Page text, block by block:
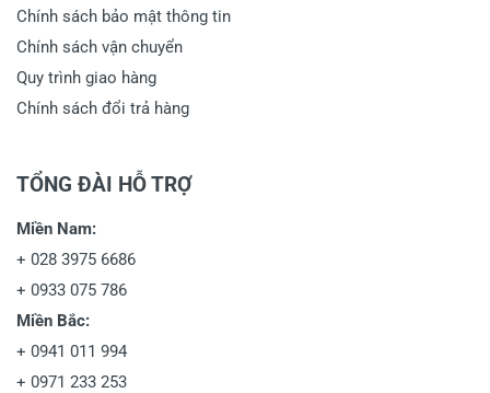
Chính sách bảo mật thông tin
Chính sách vận chuyển
Quy trình giao hàng
Chính sách đổi trả hàng
TỔNG ĐÀI HỖ TRỢ
Miền Nam:
+ 028 3975 6686
+ 0933 075 786
Miền Bắc:
+ 0941 011 994
+ 0971 233 253